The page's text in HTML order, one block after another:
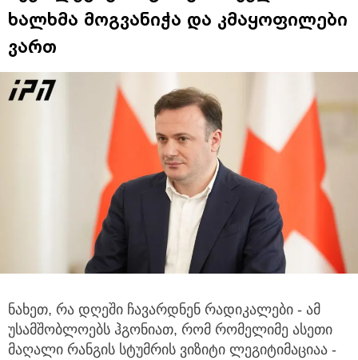
ხალხმა მოგვანიჭა და კმაყოფილები
ვართ
ნახეთ, რა დღეში ჩავარდნენ რადიკალები - ამ
უსამშობლოებს ჰგონიათ, რომ რომელიმე ასეთი
მაღალი რანგის სტუმრის ვიზიტი ლეგიტიმაციაა -